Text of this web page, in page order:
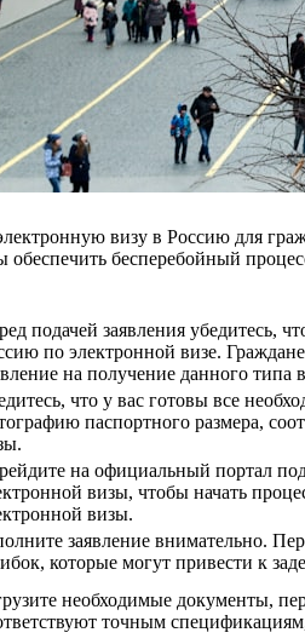
визу в Россию для
бесперебойный
подачей заявления убедитесь,
по электронной визе.
на получение данного типа
что у вас готовы все
паспортного размера,
на официальный портал
визы, чтобы начать
визы.
заявление внимательно.
которые могут привести к
необходимые документы,
точным